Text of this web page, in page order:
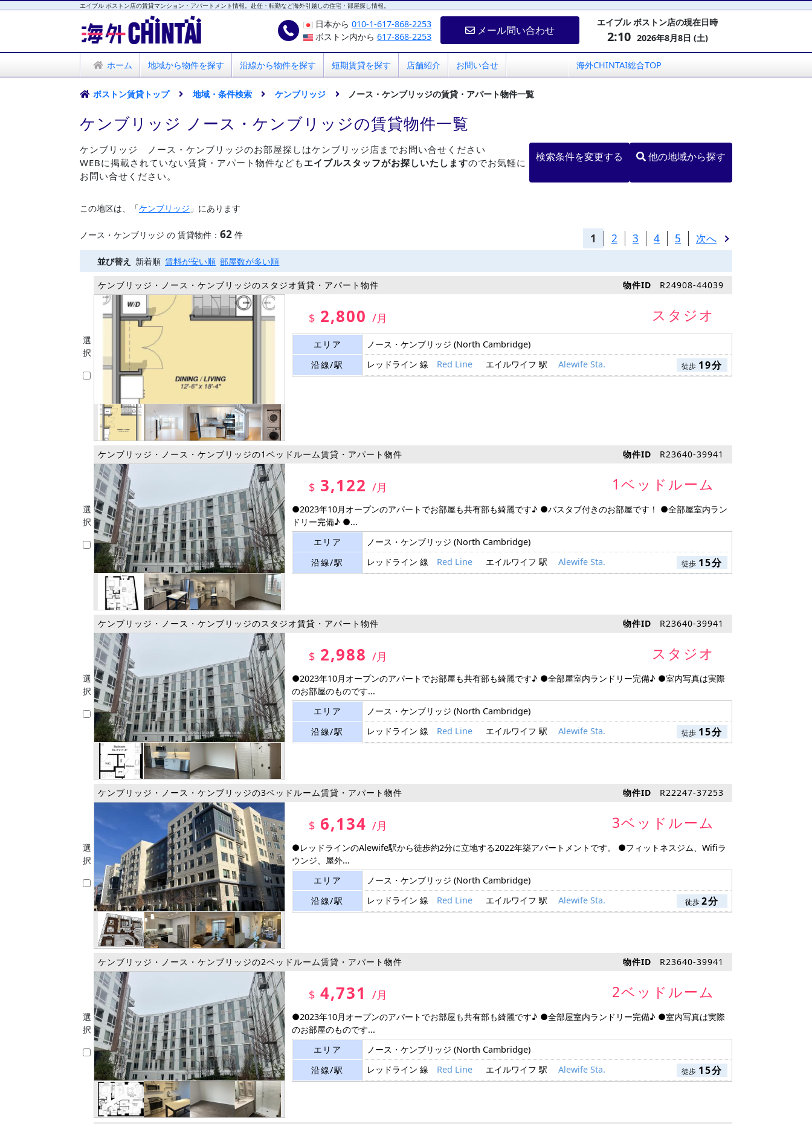
エイブル ボストン店の賃貸マンション・アパートメント情報。赴任・転勤など海外引越しの住宅・部屋探し情報。
海外CHINTAI
エイブル ボストン店
日本から010-1-617-868-2253
ボストン内から617-868-2253 メール問い合わせ
エイブル ボストン店の現在日時
2:10 2026年8月8日 (土)
ホーム 地域から物件を探す 沿線から物件を探す 短期賃貸を探す 店舗紹介 お問い合せ 海外CHINTAI総合TOP
ボストン賃貸トップ 地域・条件検索 ケンブリッジ ノース・ケンブリッジの賃貸・アパート物件一覧
ケンブリッジ ノース・ケンブリッジの賃貸物件一覧
ケンブリッジ ノース・ケンブリッジのお部屋探しはケンブリッジ店までお問い合せください
WEBに掲載されていない賃貸・アパート物件なども エイブルスタッフがお探しいたしますのでお気軽に
お問い合せください。
検索条件を変更する 他の地域から探す
この地区は、「ケンブリッジ 」にあります
1 2 3 4 5 次へ
ノース・ケンブリッジ の 賃貸物件： 62 件
並び替え 新着順 賃料が安い順 部屋数が多い順
選
択
ケンブリッジ・ノース・ケンブリッジのスタジオ賃貸・アパート物件 物件ID R24908-44039
$ 2,800 /月 スタジオ
エリア ノース・ケンブリッジ (North Cambridge)
沿線/駅
レッドライン 線 Red Line エイルワイフ 駅 Alewife Sta. 徒歩 19分
選
択
ケンブリッジ・ノース・ケンブリッジの1ベッドルーム賃貸・アパート物件 物件ID R23640-39941
$ 3,122 /月 1ベッドルーム
●2023年10月オープンのアパートでお部屋も共有部も綺麗です♪ ●バスタブ付きのお部屋です！ ●全部屋室内ラン
ドリー完備♪ ●...
エリア
ノース・ケンブリッジ (North Cambridge)
沿線/駅
レッドライン 線 Red Line エイルワイフ 駅 Alewife Sta. 徒歩 15分
選
択
ケンブリッジ・ノース・ケンブリッジのスタジオ賃貸・アパート物件 物件ID R23640-39941
$ 2,988 /月 スタジオ
●2023年10月オープンのアパートでお部屋も共有部も綺麗です♪ ●全部屋室内ランドリー完備♪ ●室内写真は実際
のお部屋のものです...
エリア
ノース・ケンブリッジ (North Cambridge)
沿線/駅
レッドライン 線 Red Line エイルワイフ 駅 Alewife Sta. 徒歩 15分
選
択
ケンブリッジ・ノース・ケンブリッジの3ベッドルーム賃貸・アパート物件 物件ID R22247-37253
$ 6,134 /月 3ベッドルーム
●レッドラインのAlewife駅から徒歩約2分に立地する2022年築アパートメントです。 ●フィットネスジム、Wifiラ
ウンジ、屋外...
エリア
ノース・ケンブリッジ (North Cambridge)
沿線/駅
レッドライン 線 Red Line エイルワイフ 駅 Alewife Sta. 徒歩2分
選
択
ケンブリッジ・ノース・ケンブリッジの2ベッドルーム賃貸・アパート物件 物件ID R23640-39941
$ 4,731 /月 2ベッドルーム
●2023年10月オープンのアパートでお部屋も共有部も綺麗です♪ ●全部屋室内ランドリー完備♪ ●室内写真は実際
のお部屋のものです...
エリア
ノース・ケンブリッジ (North Cambridge)
沿線/駅
レッドライン 線 Red Line エイルワイフ 駅 Alewife Sta. 徒歩 15分